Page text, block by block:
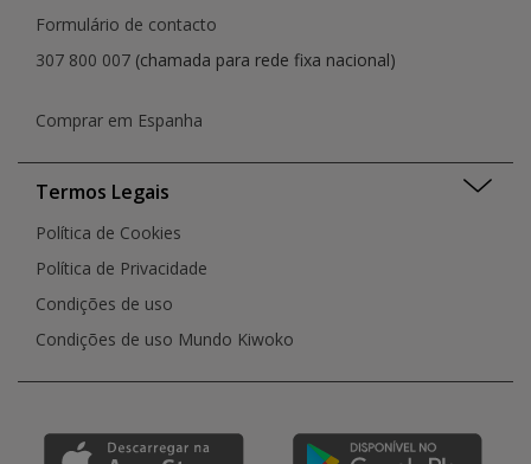
Formulário de contacto
307 800 007 (chamada para rede fixa nacional)
Comprar em Espanha
Termos Legais
Política de Cookies
Política de Privacidade
Condições de uso
Condições de uso Mundo Kiwoko